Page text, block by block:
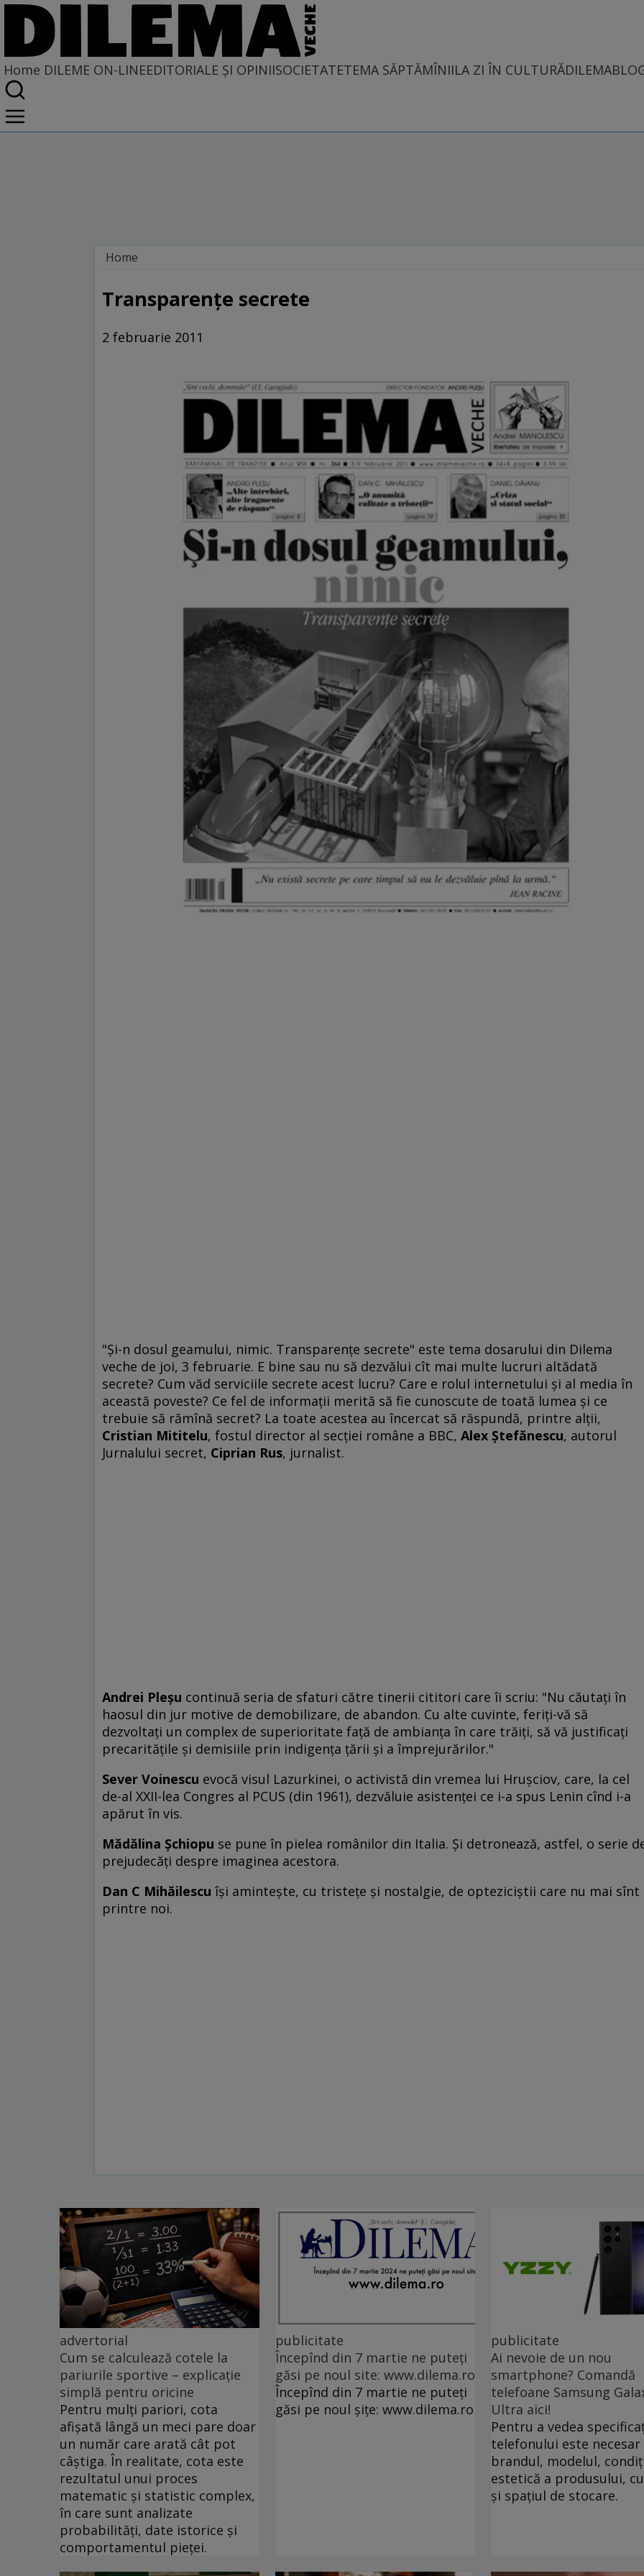
Home DILEME ON-LINEEDITORIALE ȘI OPINIISOCIETATETEMA SĂPTĂMÎNIILA ZI ÎN CULTURĂ
Home
Transparențe secrete
2 februarie 2011
"Și-n dosul geamului, nimic. Transparențe secrete" este tema dosarului din Dilema
veche de joi, 3 februarie. E bine sau nu să dezvălui cît mai multe lucruri altădată
secrete? Cum văd serviciile secrete acest lucru? Care e rolul internetului şi al media în
această poveste? Ce fel de informaţii merită să fie cunoscute de toată lumea şi ce
trebuie să rămînă secret? La toate acestea au încercat să răspundă, printre alţii,
Cristian Mititelu, fostul director al secţiei române a BBC, Alex Ştefănescu, autorul
Jurnalului secret, Ciprian Rus, jurnalist.
Andrei Pleşu continuă seria de sfaturi către tinerii cititori care îi scriu: "Nu căutați în
haosul din jur motive de demobilizare, de abandon. Cu alte cuvinte, feriți-vă să
dezvoltați un complex de superioritate față de ambianța în care trăiți, să vă justificați
precaritățile și demisiile prin indigența țării și a împrejurărilor."
Sever Voinescu evocă visul Lazurkinei, o activistă din vremea lui Hruşciov, care, la cel
de-al XXII-lea Congres al PCUS (din 1961), dezvăluie asistenței ce i-a spus Lenin cînd i-a
apărut în vis.
Mădălina Şchiopu se pune în pielea românilor din Italia. Şi detronează, astfel, o serie
prejudecăţi despre imaginea acestora.
Dan C Mihăilescu îşi aminteşte, cu tristeţe şi nostalgie, de opteziciştii care nu mai sînt
printre noi.
advertorial
Cum se calculează cotele la
pariurile sportive – explicație
simplă pentru oricine
Pentru mulți pariori, cota
afișată lângă un meci pare doar
un număr care arată cât pot
câștiga. În realitate, cota este
rezultatul unui proces
matematic și statistic complex,
în care sunt analizate
probabilități, date istorice și
comportamentul pieței.
publicitate
Începînd din 7 martie ne puteți
găsi pe noul site: www.dilema.ro
Începînd din 7 martie ne puteți
găsi pe noul șițe: www.dilema.ro
publicitate
Ai nevoie de un nou
smartphone? Comandă
telefoane Samsung
Ultra aici!
Pentru a vedea
telefonului este necesar
brandul, modelul,
estetică a produsului,
și spațiul de stocare.